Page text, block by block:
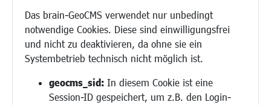
Das brain-GeoCMS verwendet nur unbedingt
notwendige Cookies. Diese sind einwilligungsfrei
und nicht zu deaktivieren, da ohne sie ein
Systembetrieb technisch nicht möglich ist.
geocms_sid: In diesem Cookie ist eine
Session-ID gespeichert, um z.B. den Login-
Demokratie leben
Ukrainehilfe
Hilfe für Geflüchtete
Religion
Bauen/Umwelt/Mobilität